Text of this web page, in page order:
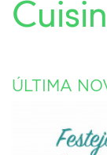
ÚLTIMA